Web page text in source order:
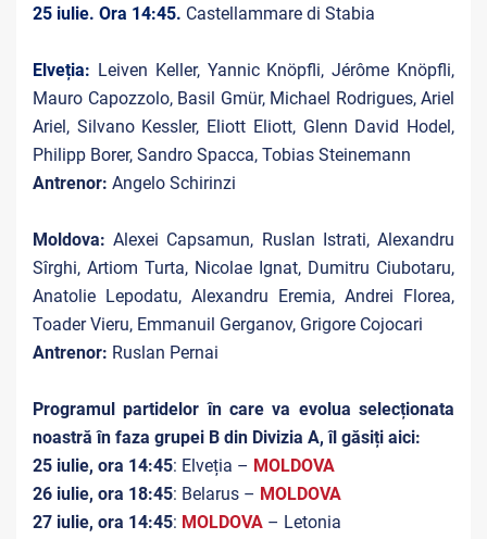
25 iulie. Ora 14:45. Castellammare di Stabia
Elveția: Leiven Keller, Yannic Knöpfli, Jérôme Knöpfli,
Mauro Capozzolo, Basil Gmür, Michael Rodrigues, Ariel
Ariel, Silvano Kessler, Eliott Eliott, Glenn David Hodel,
Philipp Borer, Sandro Spacca, Tobias Steinemann
Antrenor: Angelo Schirinzi
Moldova:Alexei Capsamun, Ruslan Istrati, Alexandru
Sîrghi, Artiom Turta, Nicolae Ignat, Dumitru Ciubotaru,
Anatolie Lepodatu, Alexandru Eremia, Andrei Florea,
Toader Vieru, Emmanuil Gerganov, Grigore Cojocari
Antrenor: Ruslan Pernai
Programul partidelor în care va evolua selecționata
noastră în faza grupei B din Divizia A, îl găsiți aici:
25 iulie, ora 14:45: Elveția – MOLDOVA
26 iulie, ora 18:45: Belarus – MOLDOVA
27 iulie, ora 14:45: MOLDOVA – Letonia